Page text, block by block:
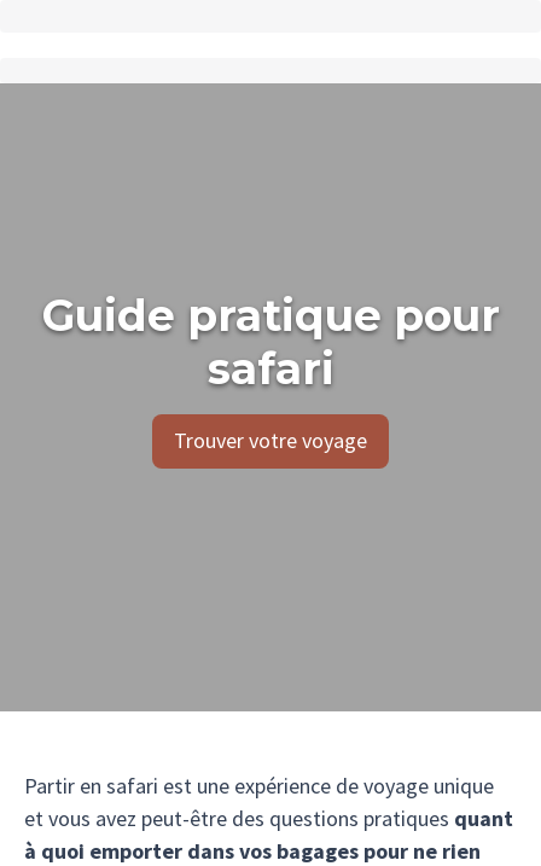
Guide pratique pour
safari
Trouver votre voyage
Partir en safari est une expérience de voyage unique
et vous avez peut-être des questions pratiques quant
à quoi emporter dans vos bagages pour ne rien